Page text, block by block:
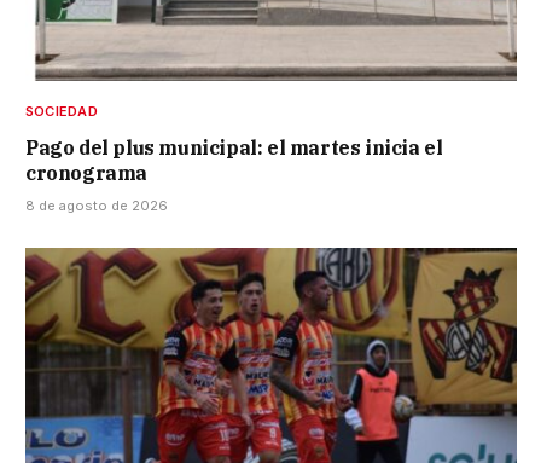
SOCIEDAD
Pago del plus municipal: el martes inicia el
cronograma
8 de agosto de 2026